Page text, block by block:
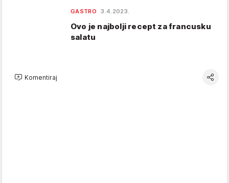
GASTRO 3.4.2023.
Ovo je najbolji recept za francusku
salatu
Komentiraj